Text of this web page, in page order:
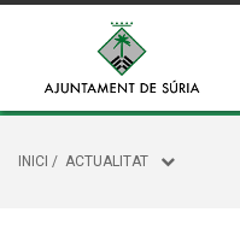
INICI / ACTUALITAT